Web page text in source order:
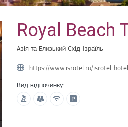
Royal Beach
Азія та Близький Схід Ізраїль
https://www.isrotel.ru/isrotel-
Вид відпочинку: